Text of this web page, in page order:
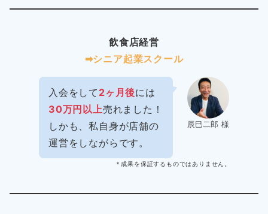
飲食店経営
➡︎シニア起業スクール
辰巳二郎 様
入会をして 2ヶ月後には
30万円以上売れました！
しかも、私自身が店舗の
運営をしながらです。
＊成果を保証するものではありません。